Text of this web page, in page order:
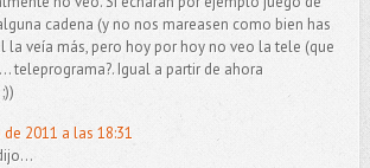
cadena (y no nos mareasen como bien has
la veía más, pero hoy por hoy no veo la tele (que
teleprograma?. Igual a partir de ahora
2011 a las 18:31